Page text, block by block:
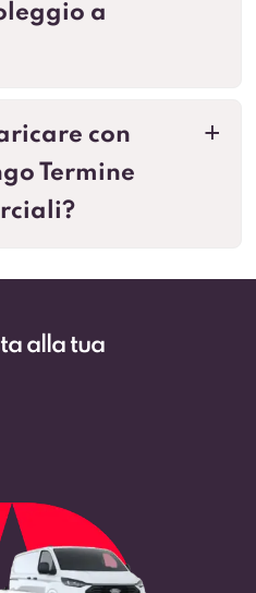
a
a
con
Termine
alla tua